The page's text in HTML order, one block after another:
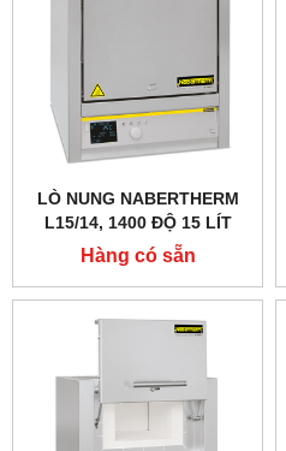
LÒ NUNG NABERTHERM
L15/14, 1400 ĐỘ 15 LÍT
Hàng có sẵn